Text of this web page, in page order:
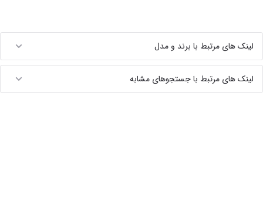
لینک های مرتبط با برند و مدل
لینک های مرتبط با جستجوهای مشابه